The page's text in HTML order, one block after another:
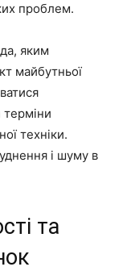
проблем.
яким
майбутньої
техніки.
і шуму в
та